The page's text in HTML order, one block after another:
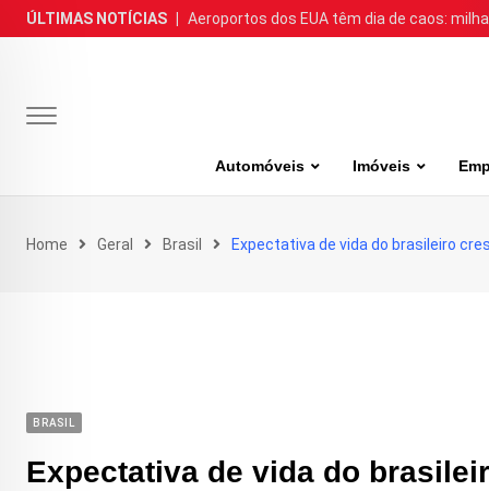
Skip
to
ÚLTIMAS NOTÍCIAS Aeroportos dos EUA têm dia de caos:
Automóveis Imóveis
Home Geral Brasil Expectativa de vida do brasileiro
BRASIL
Expectativa de vida do